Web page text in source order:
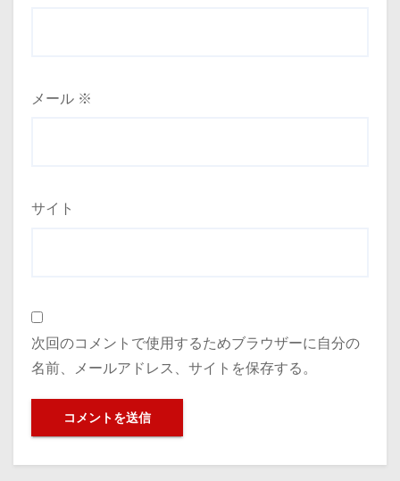
メール ※
サイト
次回のコメントで使用するためブラウザーに自分の
名前、メールアドレス、サイトを保存する。